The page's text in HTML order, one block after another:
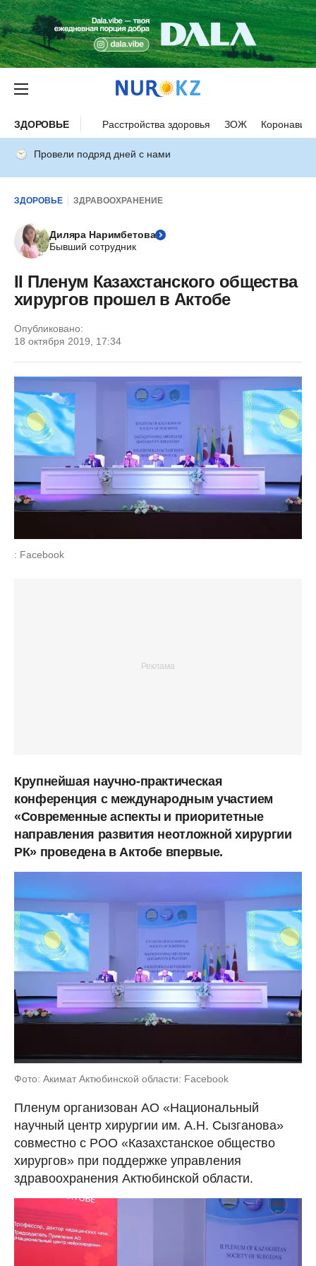
ЗДОРОВЬЕ Расстройства здоровья ЗОЖ
Провели подряд дней с нами
ЗДОРОВЬЕ ЗДРАВООХРАНЕНИЕ
Диляра Наримбетова
Бывший сотрудник
II Пленум Казахстанского общества
хирургов прошел в Актобе
Опубликовано:
18 октября 2019, 17:34
: Facebook
Крупнейшая научно-практическая
конференция с международным участием
«Современные аспекты и приоритетные
направления развития неотложной хирургии
РК» проведена в Актобе впервые.
Фото: Aкимат Актюбинской области: Facebook
Пленум организован АО «Национальный
научный центр хирургии им. А.Н. Сызганова»
совместно с РОО «Казахстанское общество
хирургов» при поддержке управления
здравоохранения Актюбинской области.